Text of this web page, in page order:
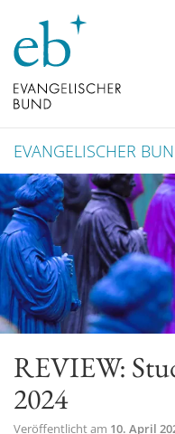
EVANGELISCHER
REVIEW:
2024
Veröffentlicht am 10. April